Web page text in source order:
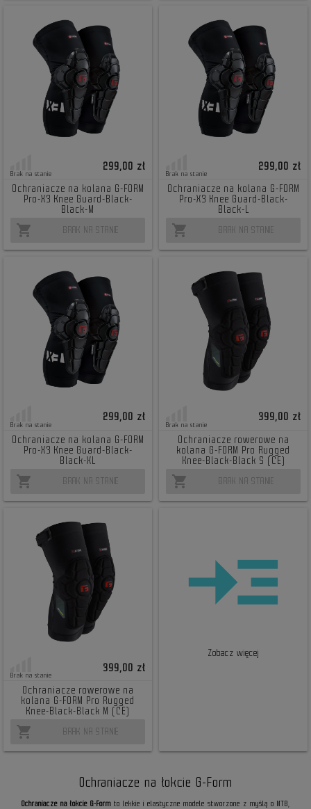
Brak na stanie
299,00 zł
Ochraniacze na kolana G-FORM
Pro-X3 Knee Guard-Black-
Black-M
shopping_cart BRAK NA STANIE
Brak na stanie
299,00 zł
Ochraniacze na kolana G-FORM
Pro-X3 Knee Guard-Black-
Black-L
shopping_cart BRAK NA STANIE
Brak na stanie
299,00 zł
Ochraniacze na kolana G-FORM
Pro-X3 Knee Guard-Black-
Black-XL
shopping_cart BRAK NA STANIE
Brak na stanie
399,00 zł
Ochraniacze rowerowe na
kolana G-FORM Pro Rugged
Knee-Black-Black S (CE)
shopping_cart BRAK NA STANIE
Brak na stanie
399,00 zł
Ochraniacze rowerowe na
kolana G-FORM Pro Rugged
Knee-Black-Black M (CE)
shopping_cart BRAK NA STANIE
Zobacz więcej
Ochraniacze na łokcie G-Form
Ochraniacze na łokcie G-Formto lekkie i elastyczne modele stworzone z myślą o MTB,